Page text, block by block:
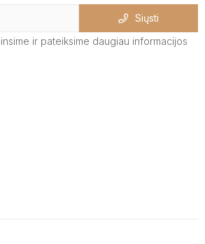
Siųsti
ir pateiksime daugiau informacijos